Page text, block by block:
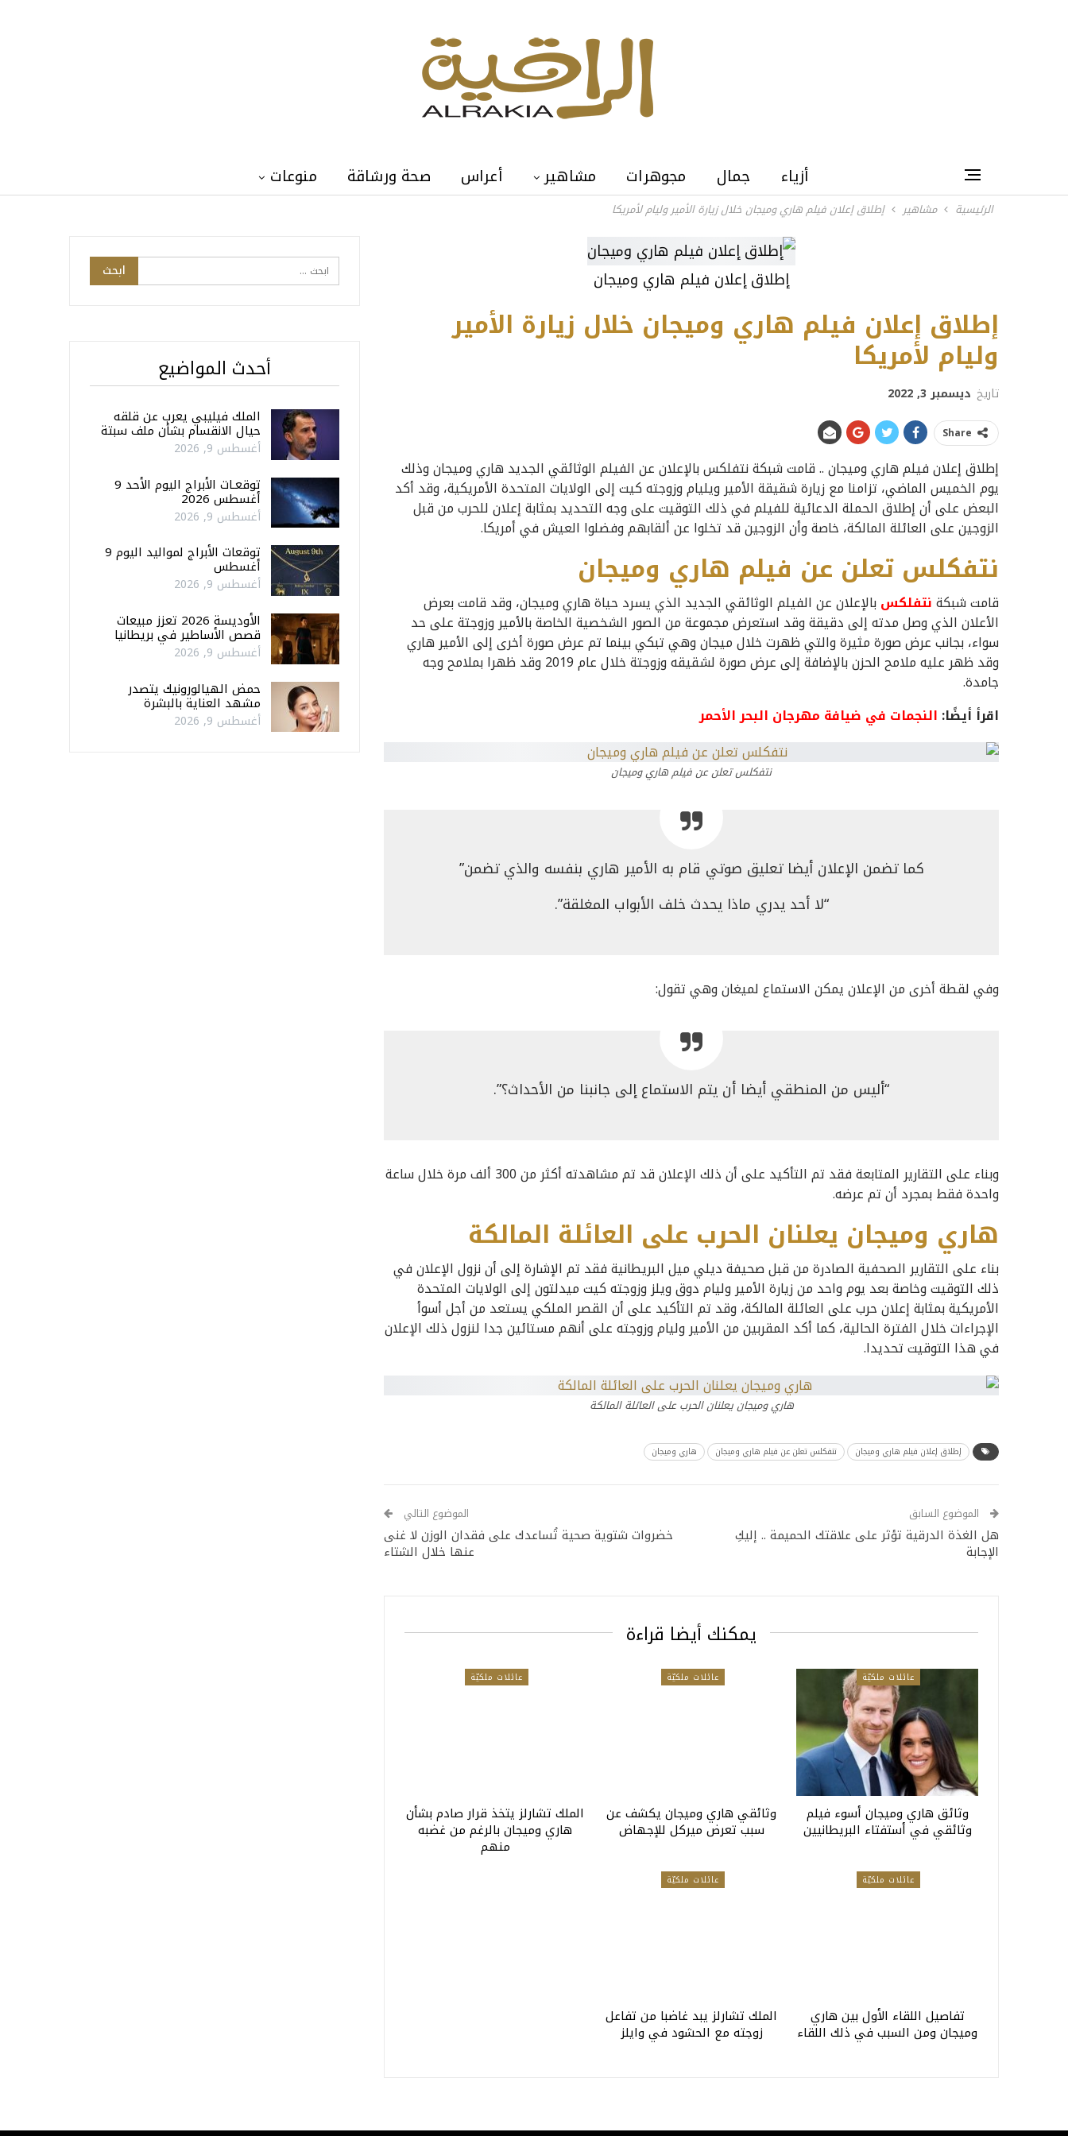
أزياء جمال مجوهرات مشاهير أعراس صحة ورشاقة منوعات
الرئيسية مشاهير إطلاق إعلان فيلم هاري وميجان خلال زيارة الأمير وليام لأمريكا
إطلاق إعلان فيلم هاري وميجان
إطلاق إعلان فيلم هاري وميجان خلال زيارة الأمير
وليام لأمريكا
تاريخ ديسمبر 3, 2022
Share
إطلاق إعلان فيلم هاري وميجان .. قامت شبكة نتفلكس بالإعلان عن الفيلم الوثائقي الجديد هاري وميجان وذلك
يوم الخميس الماضي، تزامنا مع زيارة شقيقة الأمير ويليام وزوجته كيت إلى الولايات المتحدة الأمريكية، وقد أكد
البعض على أن إطلاق الحملة الدعائية للفيلم في ذلك التوقيت على وجه التحديد بمثابة إعلان للحرب من قبل
الزوجين على العائلة المالكة، خاصة وأن الزوجين قد تخلوا عن ألقابهم وفضلوا العيش في أمريكا.
نتفكلس تعلن عن فيلم هاري وميجان
قامت شبكةنتفلكسبالإعلان عن الفيلم الوثائقي الجديد الذي يسرد حياة هاري وميجان، وقد قامت بعرض
الأعلان الذي وصل مدته إلى دقيقة وقد استعرض مجموعة من الصور الشخصية الخاصة بالأمير وزوجتة على حد
سواء، بجانب عرض صورة مثيرة والتي ظهرت خلال ميجان وهي تبكي بينما تم عرض صورة أخرى إلى الأمير هاري
وقد ظهر عليه ملامح الحزن بالإضافة إلى عرض صورة لشقيقه وزوجتة خلال عام 2019 وقد ظهرا بملامح وجه
جامدة.
اقرأ أيضًا: النجمات في ضيافة مهرجان البحر الأحمر
نتفكلس تعلن عن فيلم هاري وميجان
كما تضمن الإعلان أيضا تعليق صوتي قام به الأمير هاري بنفسه والذي تضمن”
“لا أحد يدري ماذا يحدث خلف الأبواب المغلقة”.
وفي لقطة أخرى من الإعلان يمكن الاستماع لميغان وهي تقول:
“أليس من المنطقي أيضا أن يتم الاستماع إلى جانبنا من الأحداث؟”.
وبناء على التقارير المتابعة فقد تم التأكيد على أن ذلك الإعلان قد تم مشاهدته أكثر من 300 ألف مرة خلال ساعة
واحدة فقط بمجرد أن تم عرضه.
هاري وميجان يعلنان الحرب على العائلة المالكة
بناء على التقارير الصحفية الصادرة من قبل صحيفة ديلي ميل البريطانية فقد تم الإشارة إلى أن نزول الإعلان في
ذلك التوقيت وخاصة بعد يوم واحد من زيارة الأمير وليام دوق ويلز وزوجته كيت ميدلتون إلى الولايات المتحدة
الأمريكية بمثابة إعلان حرب على العائلة المالكة، وقد تم التأكيد على أن القصر الملكي يستعد من أجل أسوأ
الإجراءات خلال الفترة الحالية، كما أكد المقربين من الأمير وليام وزوجته على أنهم مستائين جدا لنزول ذلك الإعلان
في هذا التوقيت تحديدا.
هاري وميجان يعلنان الحرب على العائلة المالكة
إطلاق إعلان فيلم هاري وميجان نتفكلس تعلن عن فيلم هاري وميجان هاري وميجان
الموضوع السابق
هل الغذة الدرقية تؤثر على علاقتك الحميمة .. إليكِ
الإجابة
الموضوع التالي
خضروات شتوية صحية تُساعدك على فقدان الوزن لا غنى
عنها خلال الشتاء
يمكنك أيضا قراءة
عائلات ملكيّة
وثائق هاري وميجان أسوء فيلم
وثائقي في أستفتاء البريطانيين
عائلات ملكيّة
وثائقي هاري وميجان يكشف عن
سبب تعرض ميركل للإجهاض
عائلات ملكيّة
الملك تشارلز يتخذ قرار صادم بشأن
هاري وميجان بالرغم من غضبه
منهم
عائلات ملكيّة
تفاصيل اللقاء الأول بين هاري
وميجان ومن السبب في ذلك اللقاء
عائلات ملكيّة
الملك تشارلز يبد غاضبا من تفاعل
زوجته مع الحشود في وايلز
أحدث المواضيع
الملك فيليبي يعرب عن قلقه
حيال الانقسام بشأن ملف سبتة
أغسطس 9, 2026
توقعـات الأبراج اليوم الأحد 9
أغسطس 2026
أغسطس 9, 2026
توقعات الأبراج لمواليد اليوم 9
أغسطس
أغسطس 9, 2026
الأوديسة 2026 تعزز مبيعات
قصص الأساطير في بريطانيا
أغسطس 9, 2026
حمض الهيالورونيك يتصدر
مشهد العناية بالبشرة
أغسطس 9, 2026